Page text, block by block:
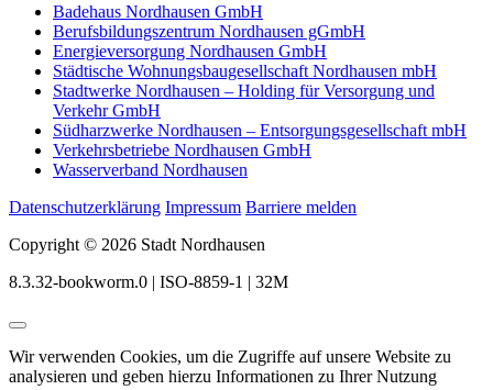
Badehaus Nordhausen GmbH
Berufsbildungszentrum Nordhausen gGmbH
Energieversorgung Nordhausen GmbH
Städtische Wohnungsbaugesellschaft Nordhausen mbH
Stadtwerke Nordhausen – Holding für Versorgung und
Verkehr GmbH
Südharzwerke Nordhausen – Entsorgungsgesellschaft mbH
Verkehrsbetriebe Nordhausen GmbH
Wasserverband Nordhausen
Datenschutzerklärung Impressum Barriere melden
Copyright © 2026 Stadt Nordhausen
8.3.32-bookworm.0 | ISO-8859-1 | 32M
Wir verwenden Cookies, um die Zugriffe auf unsere Website zu
analysieren und geben hierzu Informationen zu Ihrer Nutzung